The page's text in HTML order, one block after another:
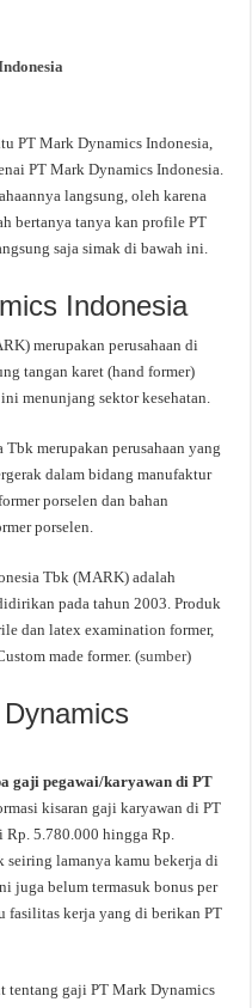
PT Mark Dynamics Indonesia,
PT Mark Dynamics Indonesia.
langsung, oleh karena
bertanya tanya kan profile PT
saja simak di bawah ini.
Indonesia
merupakan perusahaan di
tangan karet (hand former)
menunjang sektor kesehatan.
merupakan perusahaan yang
dalam bidang manufaktur
porselen dan bahan
porselen.
Tbk (MARK) adalah
pada tahun 2003. Produk
dan latex examination former,
made former. (sumber)
gaji pegawai/karyawan di PT
kisaran gaji karyawan di PT
5.780.000 hingga Rp.
seiring lamanya kamu bekerja di
juga belum termasuk bonus per
fasilitas kerja yang di berikan PT
tentang gaji PT Mark Dynamics